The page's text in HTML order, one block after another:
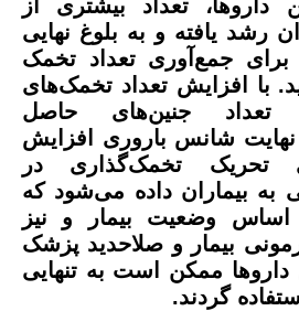
داروها، تعداد بیشتری از
رشد یافته و به بلوغ نهایی
جمع‌آوری تعداد تخمک
با افزایش تعداد تخمک‌های
جنین‌های حاصل
نهایت شانس باروری افزایش
تحریک تخمک‌گذاری در
به بیماران داده می‌شود که
اساس وضعیت بیمار و نیز
بیمار و صلاحدید پزشک
ممکن است به تنهایی
گردند.